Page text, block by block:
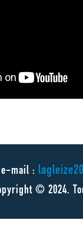
e-mail :
© 2024.